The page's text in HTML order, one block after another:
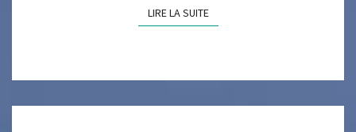
LIRE LA SUITELIRE LA SUITE